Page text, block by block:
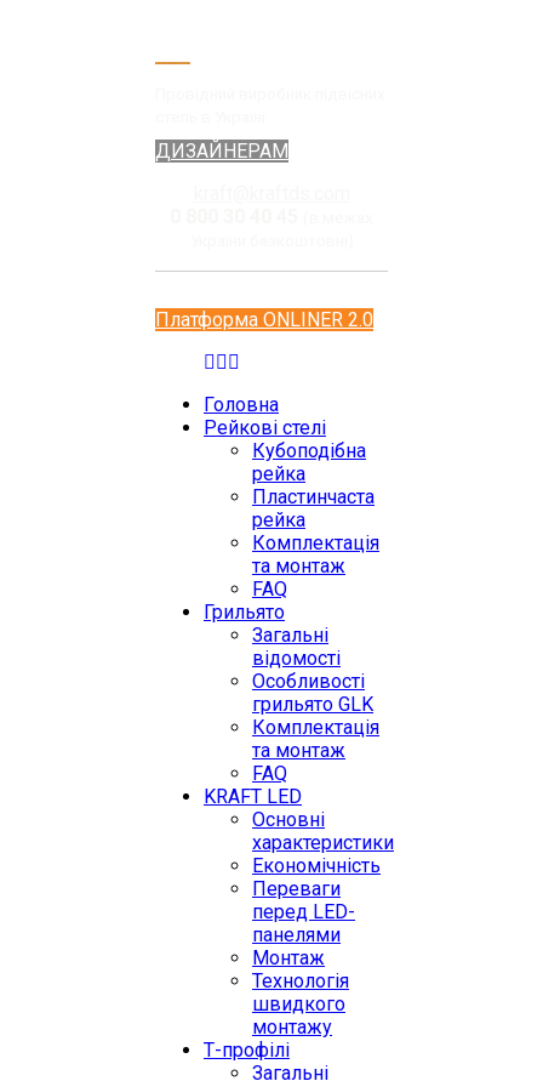
ДИЗАЙНЕРАМ
Платформа ONLINER 2.0
Головна
Рейкові стелі
Кубоподібна
рейка
Пластинчаста
рейка
Комплектація
та монтаж
FAQ
Грильято
Загальні
відомості
Особливості
грильято GLK
Комплектація
та монтаж
FAQ
KRAFT LED
Основні
характеристики
Економічність
Переваги
перед LED-
панелями
Монтаж
Технологія
швидкого
монтажу
Т-профілі
Загальні